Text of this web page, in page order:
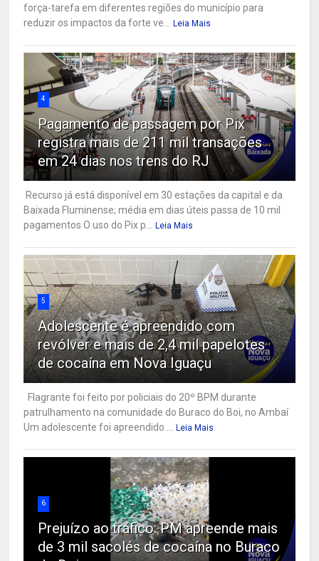
força-tarefa em diferentes regiões do município para
reduzir os impactos da forte ve...
Leia Mais
4
Pagamento de passagem por Pix
registra mais de 211 mil transações
em 24 dias nos trens do RJ
Recurso já está disponível em 30 estações da capital e da
Baixada Fluminense; média em dias úteis passa de 10 mil
pagamentos O uso do Pix p...
Leia Mais
5
Adolescente é apreendido com
revólver e mais de 2,4 mil papelotes
de cocaína em Nova Iguaçu
Flagrante foi feito por policiais do 20º BPM durante
patrulhamento na comunidade do Buraco do Boi, no Ambaí
Um adolescente foi apreendido ...
Leia Mais
6
Prejuízo ao tráfico: PM apreende mais
de 3 mil sacolés de cocaína no Buraco